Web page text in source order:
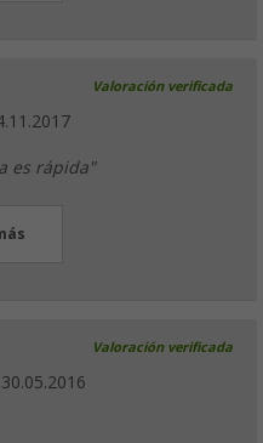
Valoración verificada
es rápida"
Valoración verificada
30.05.2016